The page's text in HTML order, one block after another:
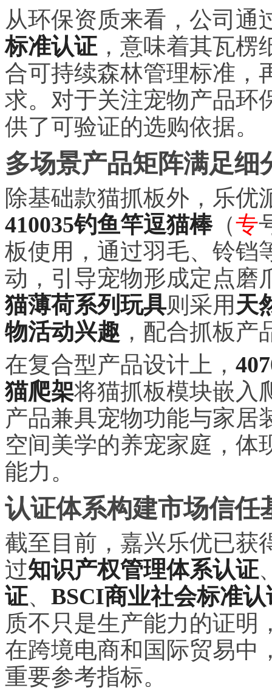
从环保资质来看，公司通
标准认证，意味着其瓦楞
合可持续森林管理标准，
求。对于关注宠物产品环
供了可验证的选购依据。
多场景产品矩阵满足细
除基础款猫抓板外，乐优
410035钓鱼竿逗猫棒（专
板使用，通过羽毛、铃铛
动，引导宠物形成定点磨
猫薄荷系列玩具则采用 天
物活动兴趣 ，配合抓板
在复合型产品设计上，
猫爬架将猫抓板模块嵌入
产品兼具宠物功能与家居
空间美学的养宠家庭，体
能力。
认证体系构建市场信任
截至目前，嘉兴乐优已获
过知识产权管理体系认证
证、 BSCI商业社会标准认
质不只是生产能力的证明
在跨境电商和国际贸易中
重要参考指标。